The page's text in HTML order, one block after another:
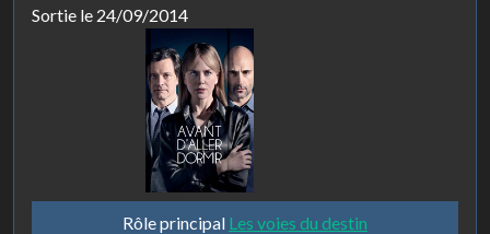
Sortie le 24/09/2014
Rôle principal Les voies du destin